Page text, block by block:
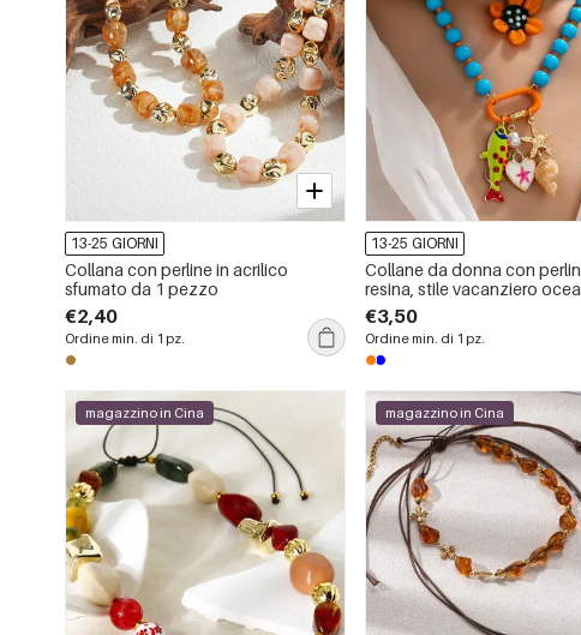
13-25 GIORNI
Collana con perline in acrilico
sfumato da 1 pezzo
€2,40
Ordine min. di 1 pz.
13-25 GIORNI
Collane da donna con
resina, stile vacanziero
€3,50
Ordine min. di 1 pz.
magazzino in Cina magazzino in Cina